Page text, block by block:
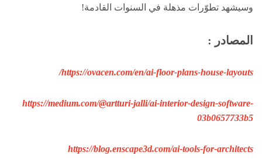
وسيشهد تطوّرات مذهلة في السنوات القادمة!
المصادر :
https://ovacen.com/en/ai-floor-plans-house-layouts/
https://medium.com/@artturi-jalli/ai-interior-design-software-
03b0657733b5
https://blog.enscape3d.com/ai-tools-for-architects